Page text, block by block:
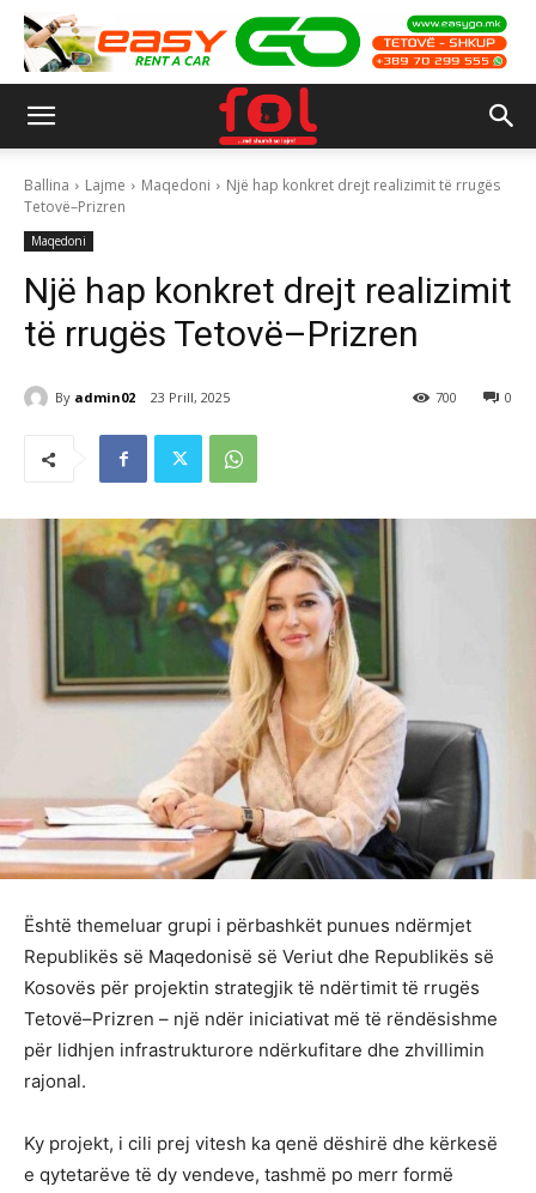
Ballina Lajme Maqedoni
Një hap konkret drejt realizimit të rrugës
Tetovë–Prizren
Maqedoni
Një hap konkret drejt realizimit
të rrugës Tetovë–Prizren
By admin02 23 Prill, 2025 0
700
Është themeluar grupi i përbashkët punues ndërmjet
Republikës së Maqedonisë së Veriut dhe Republikës së
Kosovës për projektin strategjik të ndërtimit të rrugës
Tetovë–Prizren – një ndër iniciativat më të rëndësishme
për lidhjen infrastrukturore ndërkufitare dhe zhvillimin
rajonal.
Ky projekt, i cili prej vitesh ka qenë dëshirë dhe kërkesë
e qytetarëve të dy vendeve, tashmë po merr formë